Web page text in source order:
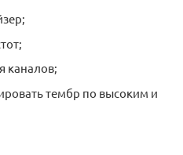
каналов;
тембр по высоким и